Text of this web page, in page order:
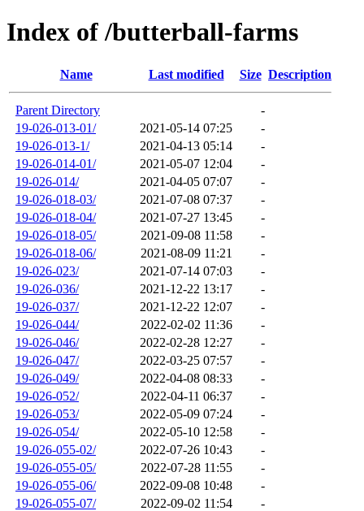
Index of /butterball-farms
Name Last modified Size Description
Parent Directory
-
19-026-013-01/
2021-05-14 07:25
-
19-026-013-1/
2021-04-13 05:14
-
19-026-014-01/
2021-05-07 12:04
-
19-026-014/
2021-04-05 07:07
-
19-026-018-03/
2021-07-08 07:37
-
19-026-018-04/
2021-07-27 13:45
-
19-026-018-05/
2021-09-08 11:58
-
19-026-018-06/
2021-08-09 11:21
-
19-026-023/
2021-07-14 07:03
-
19-026-036/
2021-12-22 13:17
-
19-026-037/
2021-12-22 12:07
-
19-026-044/
2022-02-02 11:36
-
19-026-046/
2022-02-28 12:27
-
19-026-047/
2022-03-25 07:57
-
19-026-049/
2022-04-08 08:33
-
19-026-052/
2022-04-11 06:37
-
19-026-053/
2022-05-09 07:24
-
19-026-054/
2022-05-10 12:58
-
19-026-055-02/
2022-07-26 10:43
-
19-026-055-05/
2022-07-28 11:55
-
19-026-055-06/
2022-09-08 10:48
-
19-026-055-07/
2022-09-02 11:54
-